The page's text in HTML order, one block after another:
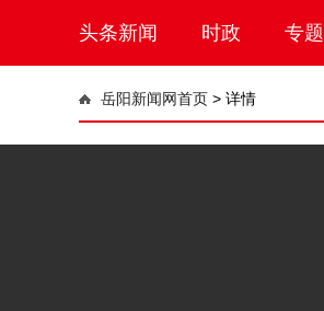
头条新闻 时政 专题
岳阳新闻网首页 > 详情